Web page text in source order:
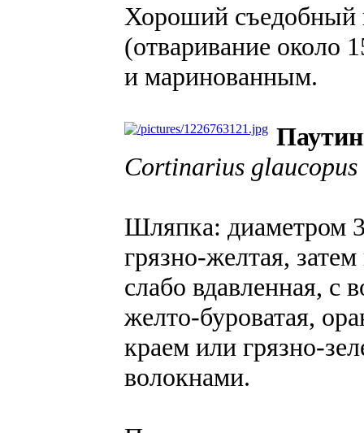
Хороший съедобный
(отваривание около
и маринованным.
Cortinarius glaucopus
Шляпка: диаметром
грязно-желтая,
слабо вдавленная, с
желто-буроватая,
краем или грязно-
волокнами.